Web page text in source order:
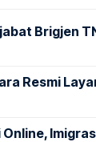
Brigjen
Resmi